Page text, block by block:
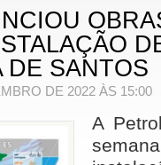
DE SANTOS
DE 2022 ÀS 15:00
A